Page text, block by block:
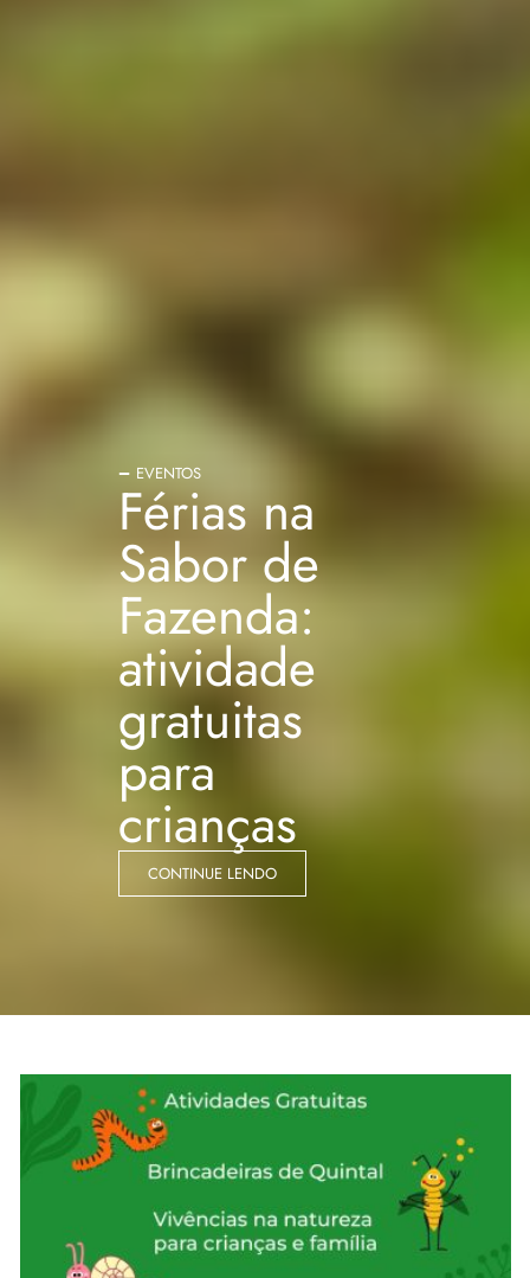
EVENTOS
Férias na
Sabor de
Fazenda:
atividade
gratuitas
para
crianças
CONTINUE LENDO